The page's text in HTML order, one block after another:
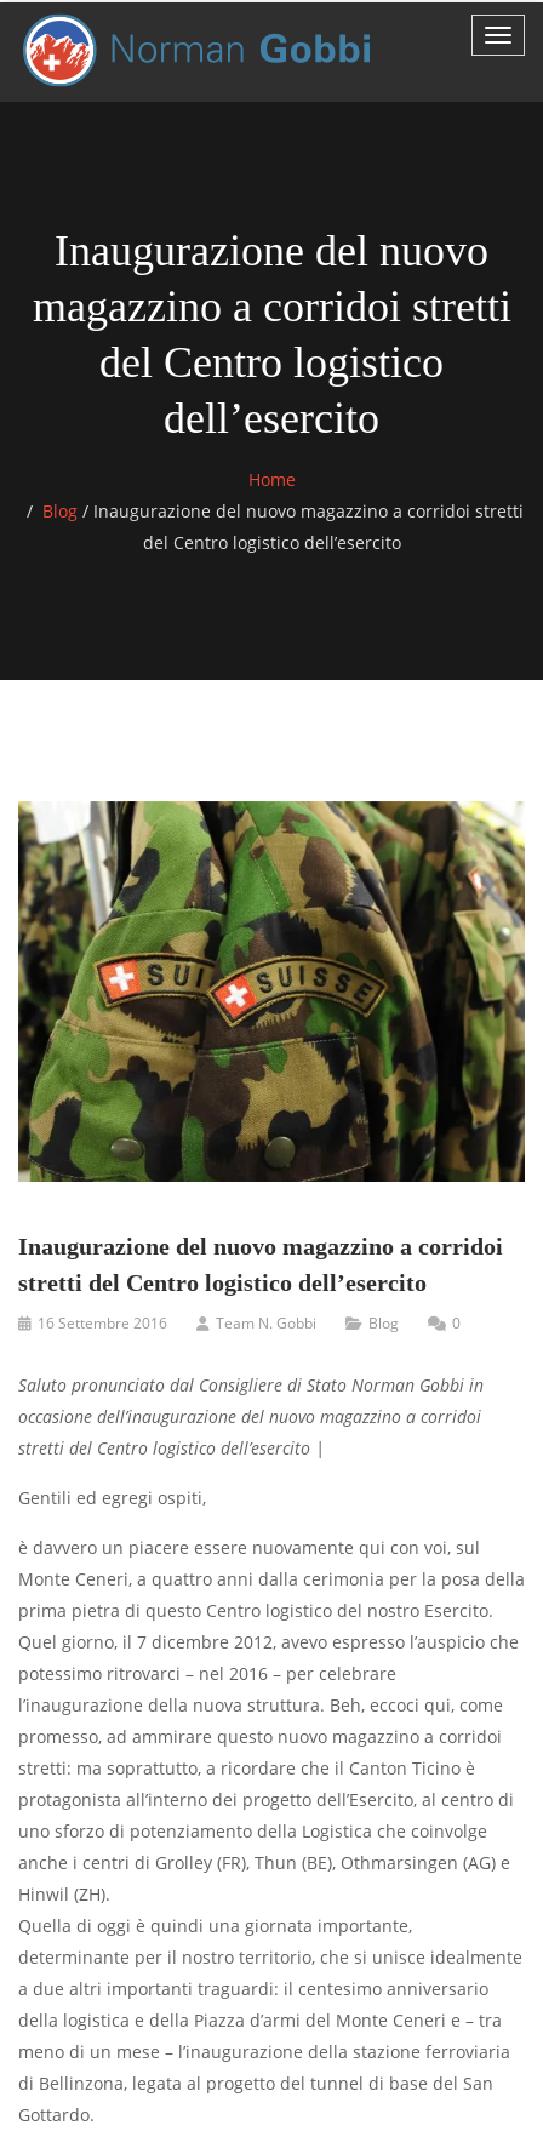
Inaugurazione del nuovo
magazzino a corridoi stretti
del Centro logistico
dell’esercito
Home
Blog /Inaugurazione del nuovo magazzino a corridoi stretti
del Centro logistico dell’esercito
Inaugurazione del nuovo magazzino a corridoi
stretti del Centro logistico dell’esercito
16 Settembre 2016 Team N. Gobbi Blog 0
Saluto pronunciato dal Consigliere di Stato Norman Gobbi in
occasione dell’inaugurazione del nuovo magazzino a corridoi
stretti del Centro logistico dell’esercito |
Gentili ed egregi ospiti,
è davvero un piacere essere nuovamente qui con voi, sul
Monte Ceneri, a quattro anni dalla cerimonia per la posa della
prima pietra di questo Centro logistico del nostro Esercito.
Quel giorno, il 7 dicembre 2012, avevo espresso l’auspicio che
potessimo ritrovarci – nel 2016 – per celebrare
l’inaugurazione della nuova struttura. Beh, eccoci qui, come
promesso, ad ammirare questo nuovo magazzino a corridoi
stretti: ma soprattutto, a ricordare che il Canton Ticino è
protagonista all’interno dei progetto dell’Esercito, al centro di
uno sforzo di potenziamento della Logistica che coinvolge
anche i centri di Grolley (FR), Thun (BE), Othmarsingen (AG) e
Hinwil (ZH).
Quella di oggi è quindi una giornata importante,
determinante per il nostro territorio, che si unisce idealmente
a due altri importanti traguardi: il centesimo anniversario
della logistica e della Piazza d’armi del Monte Ceneri e – tra
meno di un mese – l’inaugurazione della stazione ferroviaria
di Bellinzona, legata al progetto del tunnel di base del San
Gottardo.